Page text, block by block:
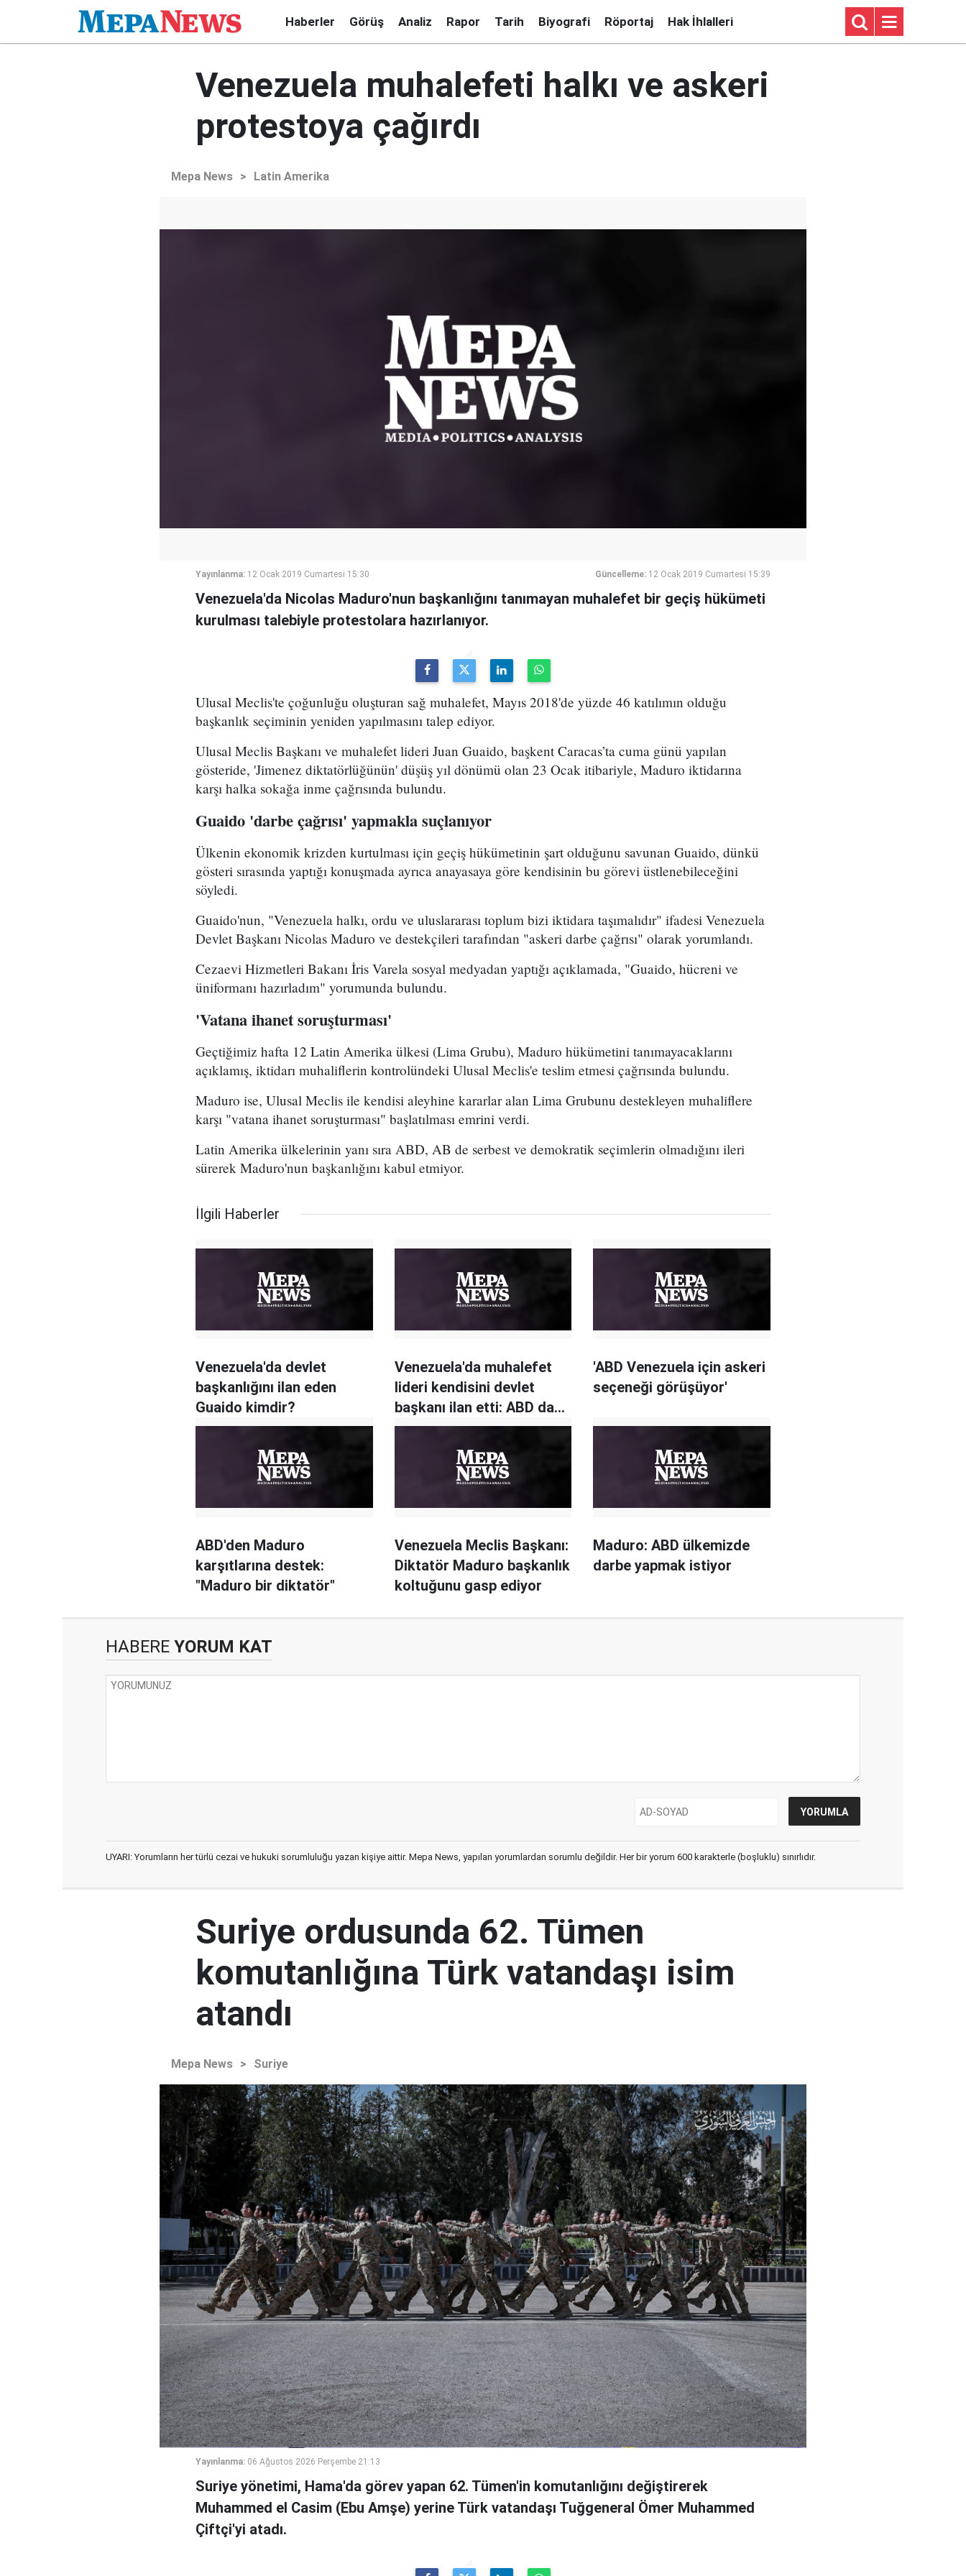
Haberler Görüş Analiz Rapor Tarih Biyografi Röportaj Hak İhlalleri
Venezuela muhalefeti halkı ve askeri
protestoya çağırdı
Mepa News > Latin Amerika
Yayınlanma: 12 Ocak 2019 Cumartesi 15:30 Güncelleme: 12 Ocak 2019 Cumartesi 15:39
Venezuela'da Nicolas Maduro'nun başkanlığını tanımayan muhalefet bir geçiş hükümeti
kurulması talebiyle protestolara hazırlanıyor.
Ulusal Meclis'te çoğunluğu oluşturan sağ muhalefet, Mayıs 2018'de yüzde 46 katılımın olduğu
başkanlık seçiminin yeniden yapılmasını talep ediyor.
Ulusal Meclis Başkanı ve muhalefet lideri Juan Guaido, başkent Caracas’ta cuma günü yapılan
gösteride, 'Jimenez diktatörlüğünün' düşüş yıl dönümü olan 23 Ocak itibariyle, Maduro iktidarına
karşı halka sokağa inme çağrısında bulundu.
Guaido 'darbe çağrısı' yapmakla suçlanıyor
Ülkenin ekonomik krizden kurtulması için geçiş hükümetinin şart olduğunu savunan Guaido, dünkü
gösteri sırasında yaptığı konuşmada ayrıca anayasaya göre kendisinin bu görevi üstlenebileceğini
söyledi.
Guaido'nun, "Venezuela halkı, ordu ve uluslararası toplum bizi iktidara taşımalıdır" ifadesi Venezuela
Devlet Başkanı Nicolas Maduro ve destekçileri tarafından "askeri darbe çağrısı" olarak yorumlandı.
Cezaevi Hizmetleri Bakanı İris Varela sosyal medyadan yaptığı açıklamada, "Guaido, hücreni ve
üniformanı hazırladım" yorumunda bulundu.
'Vatana ihanet soruşturması'
Geçtiğimiz hafta 12 Latin Amerika ülkesi (Lima Grubu), Maduro hükümetini tanımayacaklarını
açıklamış, iktidarı muhaliflerin kontrolündeki Ulusal Meclis'e teslim etmesi çağrısında bulundu.
Maduro ise, Ulusal Meclis ile kendisi aleyhine kararlar alan Lima Grubunu destekleyen muhaliflere
karşı "vatana ihanet soruşturması" başlatılması emrini verdi.
Latin Amerika ülkelerinin yanı sıra ABD, AB de serbest ve demokratik seçimlerin olmadığını ileri
sürerek Maduro'nun başkanlığını kabul etmiyor.
İlgili Haberler
Venezuela'da devlet
başkanlığını ilan eden
Guaido kimdir?
Venezuela'da muhalefet
lideri kendisini devlet
başkanı ilan etti: ABD dahil
birçok ülke tanıdı
'ABD Venezuela için askeri
seçeneği görüşüyor'
ABD'den Maduro
karşıtlarına destek:
"Maduro bir diktatör"
Venezuela Meclis Başkanı:
Diktatör Maduro başkanlık
koltuğunu gasp ediyor
Maduro: ABD ülkemizde
darbe yapmak istiyor
HABERE YORUM KAT
UYARI: Yorumların her türlü cezai ve hukuki sorumluluğu yazan kişiye aittir. Mepa News, yapılan yorumlardan sorumlu değildir. Her bir yorum 600 karakterle (boşluklu) sınırlıdır.
Suriye ordusunda 62. Tümen
komutanlığına Türk vatandaşı isim
atandı
Mepa News > Suriye
Yayınlanma: 06 Ağustos 2026 Perşembe 21:13
Suriye yönetimi, Hama'da görev yapan 62. Tümen'in komutanlığını değiştirerek
Muhammed el Casim (Ebu Amşe) yerine Türk vatandaşı Tuğgeneral Ömer Muhammed
Çiftçi'yi atadı.